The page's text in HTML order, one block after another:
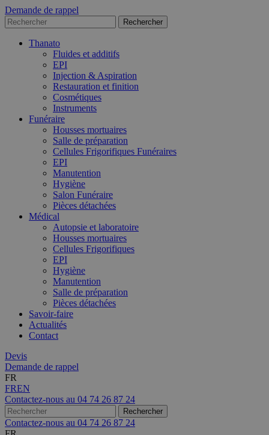
Demande de rappel
Thanato
Fluides et additifs
EPI
Injection & Aspiration
Restauration et finition
Cosmétiques
Instruments
Funéraire
Housses mortuaires
Salle de préparation
Cellules Frigorifiques Funéraires
EPI
Manutention
Hygiène
Salon Funéraire
Pièces détachées
Médical
Autopsie et laboratoire
Housses mortuaires
Cellules Frigorifiques
EPI
Hygiène
Manutention
Salle de préparation
Pièces détachées
Savoir-faire
Actualités
Contact
Devis
Demande de rappel
FR
FREN
Contactez-nous au 04 74 26 87 24
Contactez-nous au 04 74 26 87 24